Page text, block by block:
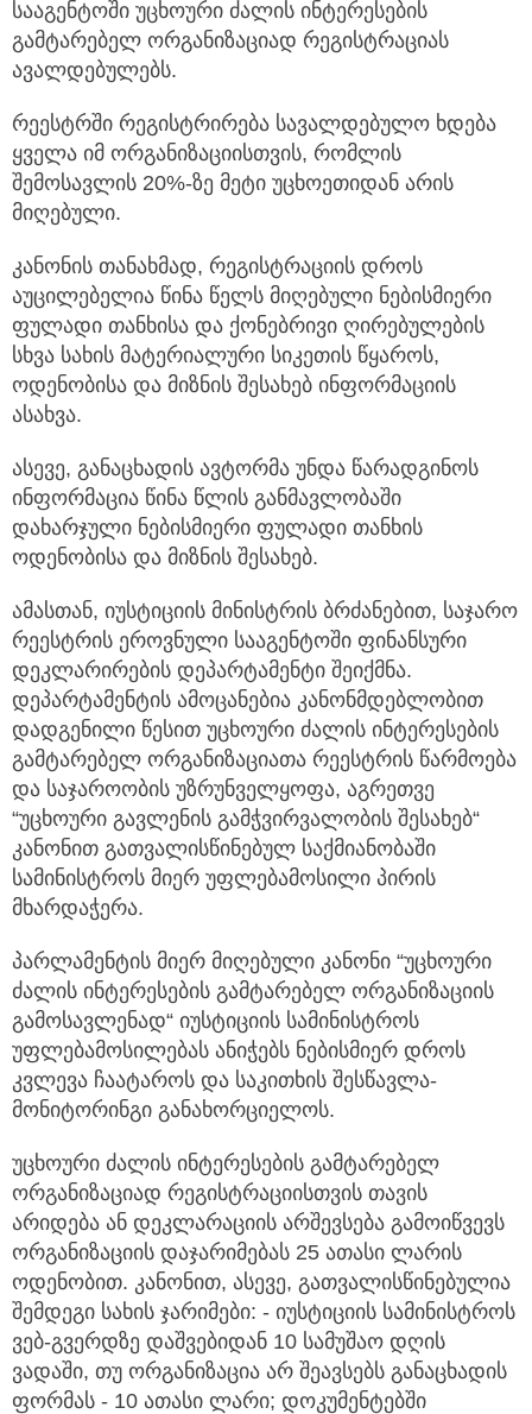
სააგენტოში უცხოური ძალის ინტერესების
გამტარებელ ორგანიზაციად რეგისტრაციას
ავალდებულებს.
რეესტრში რეგისტრირება სავალდებულო ხდება
ყველა იმ ორგანიზაციისთვის, რომლის
შემოსავლის 20%-ზე მეტი უცხოეთიდან არის
მიღებული.
კანონის თანახმად, რეგისტრაციის დროს
აუცილებელია წინა წელს მიღებული ნებისმიერი
ფულადი თანხისა და ქონებრივი ღირებულების
სხვა სახის მატერიალური სიკეთის წყაროს,
ოდენობისა და მიზნის შესახებ ინფორმაციის
ასახვა.
ასევე, განაცხადის ავტორმა უნდა წარადგინოს
ინფორმაცია წინა წლის განმავლობაში
დახარჯული ნებისმიერი ფულადი თანხის
ოდენობისა და მიზნის შესახებ.
ამასთან, იუსტიციის მინისტრის ბრძანებით, საჯარო
რეესტრის ეროვნული სააგენტოში ფინანსური
დეკლარირების დეპარტამენტი შეიქმნა.
დეპარტამენტის ამოცანებია კანონმდებლობით
დადგენილი წესით უცხოური ძალის ინტერესების
გამტარებელ ორგანიზაციათა რეესტრის წარმოება
და საჯაროობის უზრუნველყოფა, აგრეთვე
“უცხოური გავლენის გამჭვირვალობის შესახებ“
კანონით გათვალისწინებულ საქმიანობაში
სამინისტროს მიერ უფლებამოსილი პირის
მხარდაჭერა.
პარლამენტის მიერ მიღებული კანონი “უცხოური
ძალის ინტერესების გამტარებელ ორგანიზაციის
გამოსავლენად“ იუსტიციის სამინისტროს
უფლებამოსილებას ანიჭებს ნებისმიერ დროს
კვლევა ჩაატაროს და საკითხის შესწავლა-
მონიტორინგი განახორციელოს.
უცხოური ძალის ინტერესების გამტარებელ
ორგანიზაციად რეგისტრაციისთვის თავის
არიდება ან დეკლარაციის არშევსება გამოიწვევს
ორგანიზაციის დაჯარიმებას 25 ათასი ლარის
ოდენობით. კანონით, ასევე, გათვალისწინებულია
შემდეგი სახის ჯარიმები: - იუსტიციის სამინისტროს
ვებ-გვერდზე დაშვებიდან 10 სამუშაო დღის
ვადაში, თუ ორგანიზაცია არ შეავსებს განაცხადის
ფორმას - 10 ათასი ლარი; დოკუმენტებში